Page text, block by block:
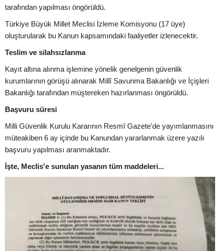
tarafından yapılması öngörüldü.
Türkiye Büyük Millet Meclisi İzleme Komisyonu (17 üye)
oluşturularak bu Kanun kapsamındaki faaliyetler izlenecektir.
Teslim ve silahsızlanma
Kayıt altına alınma işlemine yönelik genelgenin güvenlik
kurumlarının görüşü alınarak Millî Savunma Bakanlığı ve İçişleri
Bakanlığı tarafından müştereken hazırlanması öngörüldü.
Başvuru süresi
Milli Güvenlik Kurulu Kararının Resmî Gazete'de yayımlanmasını
müteakiben 6 ay içinde bu Kanundan yararlanmak üzere yazılı
başvuru yapılması aranmaktadır.
İşte, Meclis'e sunulan yasanın tüm maddeleri...